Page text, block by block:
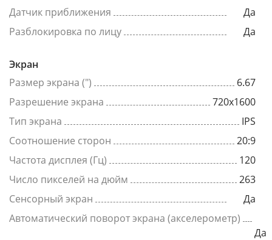
Датчик приближения
Да
Разблокировка по лицу
Да
Экран
Размер экрана (")
6.67
Разрешение экрана
720x1600
Тип экрана
IPS
Соотношение сторон
20:9
Частота дисплея (Гц)
120
Число пикселей на дюйм
263
Сенсорный экран
Да
Автоматический поворот экрана (акселерометр)
Да